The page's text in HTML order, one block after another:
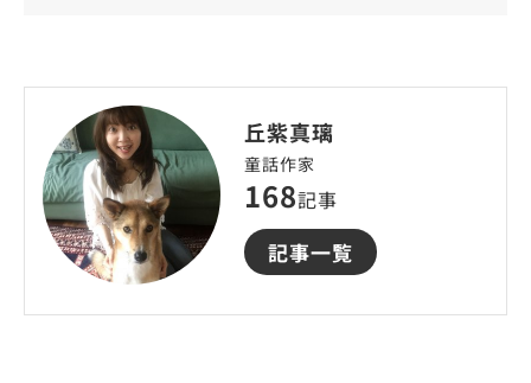
丘紫真璃
童話作家
168記事
記事一覧